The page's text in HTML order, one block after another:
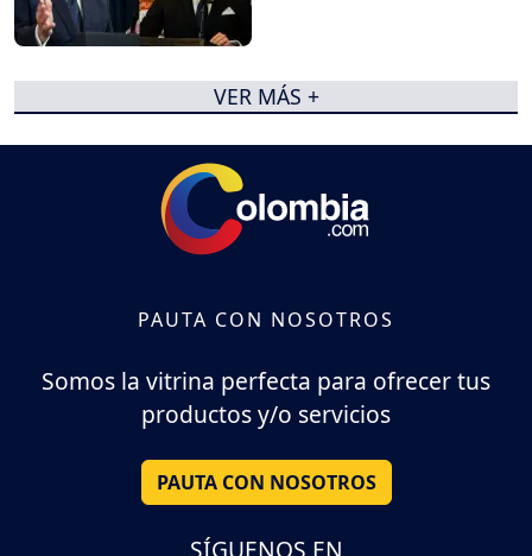
VER MÁS +
PAUTA CON NOSOTROS
Somos la vitrina perfecta para ofrecer tus
productos y/o servicios
PAUTA CON NOSOTROS
SÍGUENOS EN